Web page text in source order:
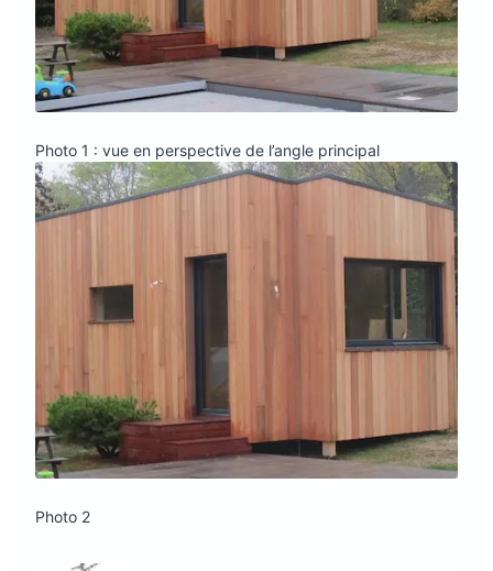
Photo 1 : vue en perspective de l’angle principal
Photo 2